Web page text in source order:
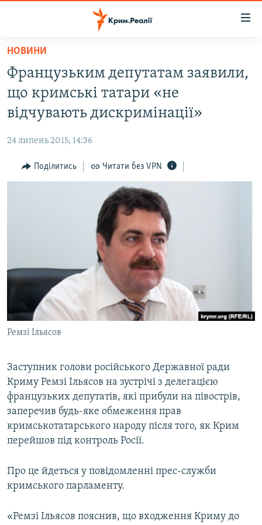
Перейти
основного
матеріалу
Перейти
до
основної
Перейти
до
ВОДА.КРИМ
ВІДЕО ТА ФОТО
БЛОГИ
ПОГЛЯД
ВІДЕОУРОКИ «ELIFBE»
СВІДЧЕННЯ ОКУПАЦІЇ
УКРАЇНСЬКА ПРОБЛЕМА КРИМУ
ІНФОГРАФІКА
ЯК ОБІЙТИ БЛОКУВАННЯ
Русский
Qırımtatar
ДОЛУЧАЙСЯ!
Усі сайти RFE/RL
НОВИНИ
Французьким депутатам заявили,
що кримські татари «не
відчувають дискримінації»
24 липень 2015, 14:36
Поділитись Читати без VPN
Ремзі Ільясов
Заступник голови російського Державної ради
Криму Ремзі Ільясов на зустрічі з делегацією
французьких депутатів, які прибули на півострів,
заперечив будь-яке обмеження прав
кримськотатарського народу після того, як Крим
перейшов під контроль Росії.
Про це йдеться у повідомленні прес-служби
кримського парламенту.
«Ремзі Ільясов пояснив, що входження Криму до